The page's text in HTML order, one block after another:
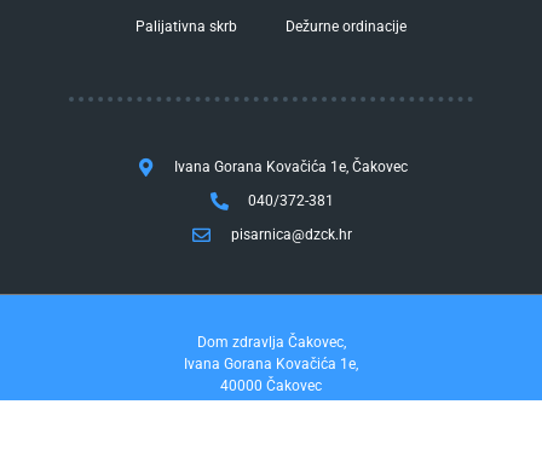
Palijativna skrb Dežurne ordinacije
Ivana Gorana Kovačića 1e, Čakovec
040/372-381
pisarnica@dzck.hr
Dom zdravlja Čakovec,
Ivana Gorana Kovačića 1e,
40000 Čakovec